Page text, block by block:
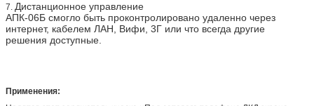
7. Дистанционное управление
АПК-06Б смогло быть проконтролировано удаленно через
интернет, кабелем ЛАН, Вифи, 3Г или что всегда другие
решения доступные.
Применения: